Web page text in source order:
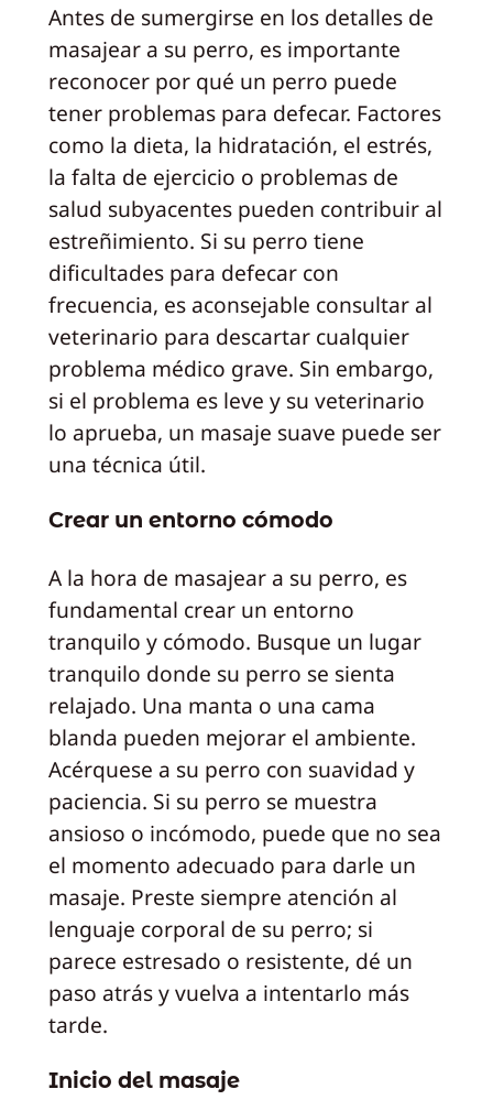
Antes de sumergirse en los detalles de
masajear a su perro, es importante
reconocer por qué un perro puede
tener problemas para defecar. Factores
como la dieta, la hidratación, el estrés,
la falta de ejercicio o problemas de
salud subyacentes pueden contribuir al
estreñimiento. Si su perro tiene
dificultades para defecar con
frecuencia, es aconsejable consultar al
veterinario para descartar cualquier
problema médico grave. Sin embargo,
si el problema es leve y su veterinario
lo aprueba, un masaje suave puede ser
una técnica útil.
Crear un entorno cómodo
A la hora de masajear a su perro, es
fundamental crear un entorno
tranquilo y cómodo. Busque un lugar
tranquilo donde su perro se sienta
relajado. Una manta o una cama
blanda pueden mejorar el ambiente.
Acérquese a su perro con suavidad y
paciencia. Si su perro se muestra
ansioso o incómodo, puede que no sea
el momento adecuado para darle un
masaje. Preste siempre atención al
lenguaje corporal de su perro; si
parece estresado o resistente, dé un
paso atrás y vuelva a intentarlo más
tarde.
Inicio del masaje